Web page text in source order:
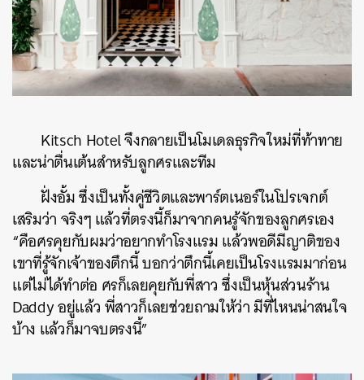
Kitsch Hotel จึงกลายเป็นโมเดลธุรกิจใหม่ที่ท้าทาย
และน่าตื่นเต้นสำหรับลูกศรและทีม
ฝั่งอั้ม ซึ่งเป็นทั้งคู่ชีวิตและพาร์ตเนอร์ในโปรเจกต์
เสริมว่า จริงๆ แล้วที่ตรงนี้ก็มาจากคนรู้จักของลูกศรเอง
“คือศรคุยกับผมว่าอยากทำโรงแรม แล้วพอดีมีญาติของ
เขาที่รู้จักเจ้าของตึกนี้ บอกว่าตึกนี้เคยเป็นโรงแรมมาก่อน
แต่ไม่ได้ทำต่อ ศรก็เลยคุยกับพี่สาว ซึ่งเป็นหุ้นส่วนร้าน
Daddy อยู่แล้ว พี่สาวก็เลยช่วยถามให้ว่า มีที่ไหนน่าสนใจ
บ้าง แล้วก็มาจบตรงนี้”